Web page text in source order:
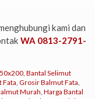
kami dan
WA 0813-2791-
, Bantal Selimut
Fata, Grosir Balmut Fata,
Murah, Harga Bantal